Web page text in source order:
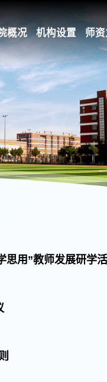
概况 机构设置 师
环学院 “青年学思用”教师发展研